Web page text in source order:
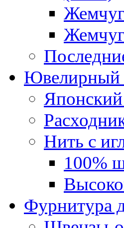
Ювелирный
Нить с
100%
Фурнитура